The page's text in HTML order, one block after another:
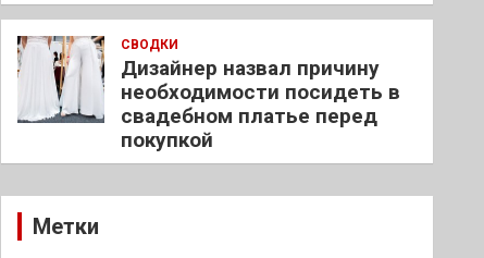
СВОДКИ
Дизайнер назвал причину
необходимости посидеть в
свадебном платье перед
покупкой
Метки